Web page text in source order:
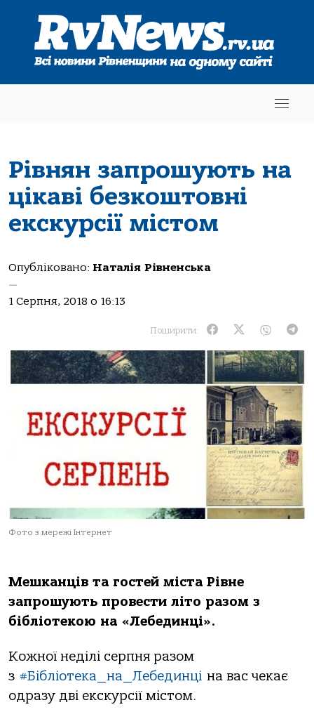
Рівнян запрошують на
цікаві безкоштовні
екскурсії містом
Опубліковано: Наталія Рівненська
—
1 Серпня, 2018 о 16:13
Поширити:
Фото з мережі Інтернет
Мешканців та гостей міста Рівне
запрошують провести літо разом з
бібліотекою на «Лебединці».
Кожної неділі серпня разом
з #Бібліотека_на_Лебединці на вас чекає
одразу дві екскурсії містом.